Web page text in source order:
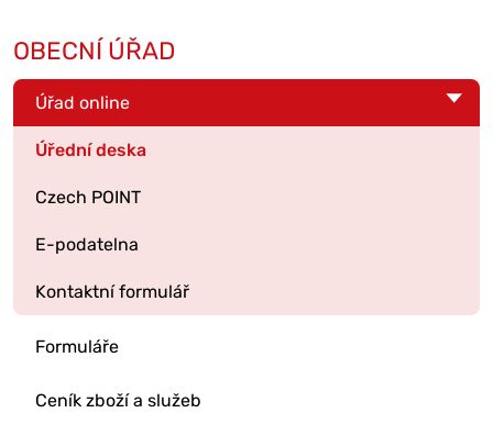
OBECNÍ ÚŘAD
Úřad online
Úřední deska
Czech POINT
E-podatelna
Kontaktní formulář
Formuláře
Ceník zboží a služeb